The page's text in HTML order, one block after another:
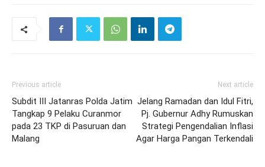
Previous article
Subdit III Jatanras Polda Jatim
Tangkap 9 Pelaku Curanmor
pada 23 TKP di Pasuruan dan
Malang
Next article
Jelang Ramadan dan Idul Fitri,
Pj. Gubernur Adhy Rumuskan
Strategi Pengendalian Inflasi
Agar Harga Pangan Terkendali